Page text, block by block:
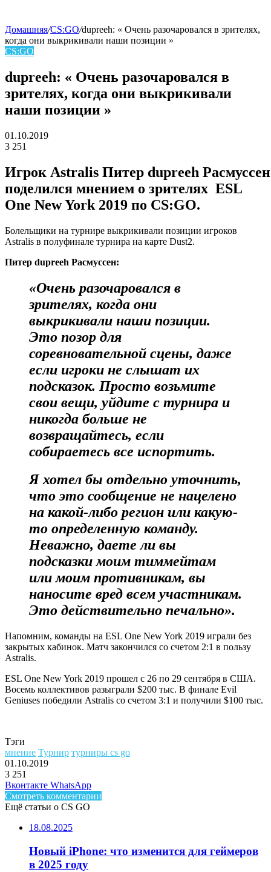
skin
Домашняя/CS:GO/dupreeh: « Очень разочаровался в зрителях,
когда они выкрикивали наши позиции »
CS:GO
dupreeh: « Очень разочаровался в
зрителях, когда они выкрикивали
наши позиции »
01.10.2019
3 251
Игрок Astralis Питер dupreeh Расмуссен
поделился мнением о зрителях ESL
One New York 2019 по CS:GO.
Болельщики на турнире выкрикивали позиции игроков
Astralis в полуфинале турнира на карте Dust2.
Питер dupreeh Расмуссен:
«Очень разочаровался в
зрителях, когда они
выкрикивали наши позиции.
Это позор для
соревновательной сцены, даже
если игроки не слышат их
подсказок. Просто возьмите
свои вещи, уйдите с турнира и
никогда больше не
возвращайтесь, если
собираетесь все испортить.
Я хотел бы отдельно уточнить,
что это сообщение не нацелено
на какой-либо регион или какую-
то определенную команду.
Неважно, даете ли вы
подсказки моим тиммейтам
или моим противникам, вы
наносите вред всем участникам.
Это действительно печально».
Напомним, команды на ESL One New York 2019 играли без
закрытых кабинок. Матч закончился со счетом 2:1 в пользу
Astralis.
ESL One New York 2019 прошел с 26 по 29 сентября в США.
Восемь коллективов разыграли $200 тыс. В финале Evil
Geniuses победили Astralis со счетом 3:1 и получили $100 тыс.
Тэги
мнение Турнир турниры cs go
01.10.2019
3 251
Facebook
Twitter
LinkedIn
Вконтакте WhatsAppTelegram
Смотреть комментарии
Ещё статьи о CS GO
18.08.2025
Новый iPhone: что изменится для геймеров
в 2025 году